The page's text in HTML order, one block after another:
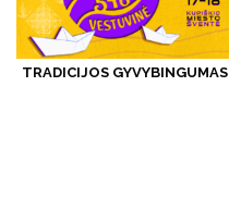
TRADICIJOS GYVYBINGUMAS